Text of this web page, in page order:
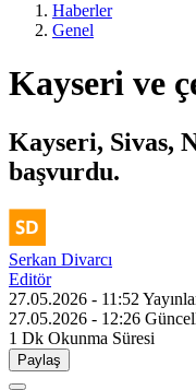
Haberler
Genel
Kayseri ve
Kayseri, Sivas,
başvurdu.
Serkan Divarcı
Editör
27.05.2026 - 11:52
27.05.2026 - 12:26
1 Dk Okunma Süresi
Paylaş